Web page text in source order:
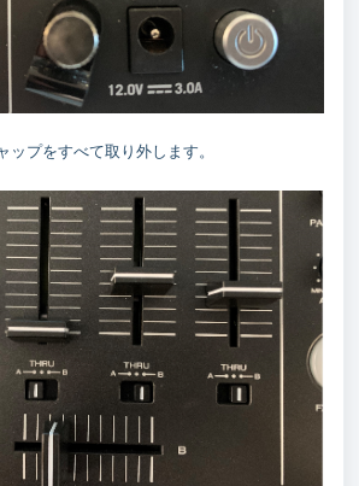
ップをすべて取り外します。